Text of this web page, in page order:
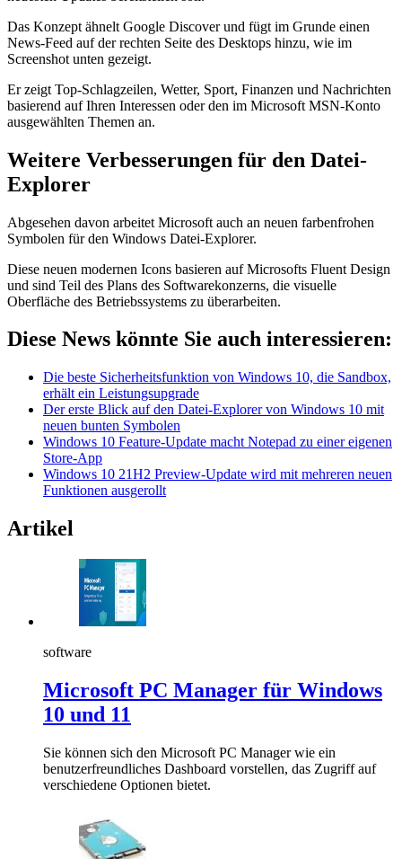
Das Konzept ähnelt Google Discover und fügt im Grunde einen
News-Feed auf der rechten Seite des Desktops hinzu, wie im
Screenshot unten gezeigt.
Er zeigt Top-Schlagzeilen, Wetter, Sport, Finanzen und Nachrichten
basierend auf Ihren Interessen oder den im Microsoft MSN-Konto
ausgewählten Themen an.
Weitere Verbesserungen für den Datei-
Explorer
Abgesehen davon arbeitet Microsoft auch an neuen farbenfrohen
Symbolen für den Windows Datei-Explorer.
Diese neuen modernen Icons basieren auf Microsofts Fluent Design
und sind Teil des Plans des Softwarekonzerns, die visuelle
Oberfläche des Betriebssystems zu überarbeiten.
Diese News könnte Sie auch interessieren:
Die beste Sicherheitsfunktion von Windows 10, die Sandbox,
erhält ein Leistungsupgrade
Der erste Blick auf den Datei-Explorer von Windows 10 mit
neuen bunten Symbolen
Windows 10 Feature-Update macht Notepad zu einer eigenen
Store-App
Windows 10 21H2 Preview-Update wird mit mehreren neuen
Funktionen ausgerollt
Artikel
software
Microsoft PC Manager für Windows
10 und 11
Sie können sich den Microsoft PC Manager wie ein
benutzerfreundliches Dashboard vorstellen, das Zugriff auf
verschiedene Optionen bietet.